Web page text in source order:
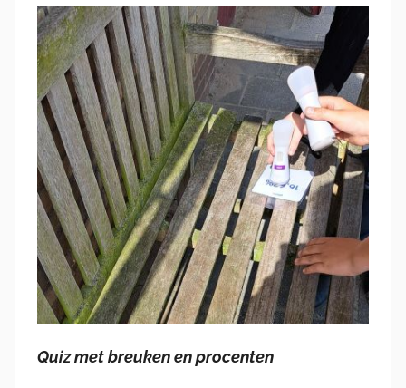
Quiz met breuken en procenten